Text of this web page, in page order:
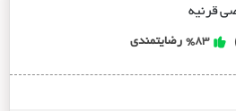
قرنیه
%83 رضایتمندی